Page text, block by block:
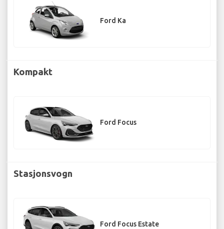
Ford Ka
Kompakt
Ford Focus
Stasjonsvogn
Ford Focus Estate